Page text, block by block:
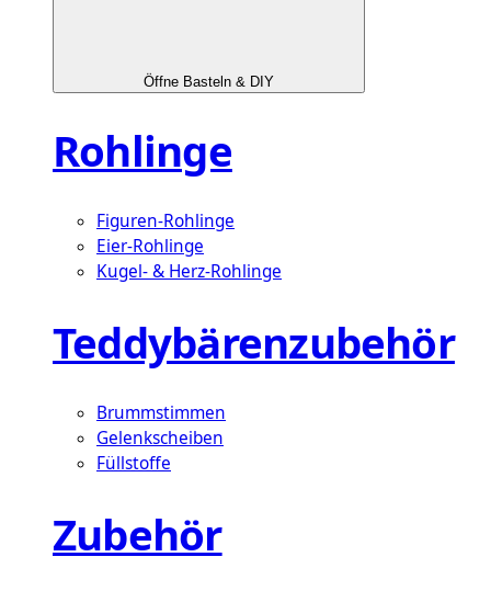
Öffne Basteln & DIY
Rohlinge
Figuren-Rohlinge
Eier-Rohlinge
Kugel- & Herz-Rohlinge
Teddybärenzubehör
Brummstimmen
Gelenkscheiben
Füllstoffe
Zubehör